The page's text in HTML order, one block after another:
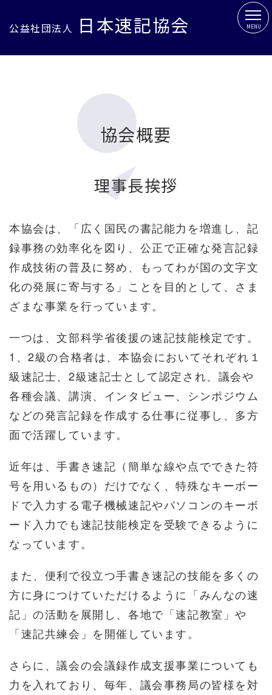
公益社団法人 日本速記協会 MENU
協会概要
理事長挨拶
本協会は、「広く国民の書記能力を増進し、記
録事務の効率化を図り、公正で正確な発言記録
作成技術の普及に努め、もってわが国の文字文
化の発展に寄与する」ことを目的として、さま
ざまな事業を行っています。
一つは、文部科学省後援の速記技能検定です。
1、2級の合格者は、本協会においてそれぞれ１
級速記士、2級速記士として認定され、議会や
各種会議、講演、インタビュー、シンポジウム
などの発言記録を作成する仕事に従事し、多方
面で活躍しています。
近年は、手書き速記（簡単な線や点でできた符
号を用いるもの）だけでなく、特殊なキーボー
ドで入力する電子機械速記やパソコンのキーボ
ード入力でも速記技能検定を受験できるように
なっています。
また、便利で役立つ手書き速記の技能を多くの
方に身につけていただけるように「みんなの速
記」の活動を展開し、各地で「速記教室」や
「速記共練会」を開催しています。
さらに、議会の会議録作成支援事業についても
力を入れており、毎年、議会事務局の皆様を対